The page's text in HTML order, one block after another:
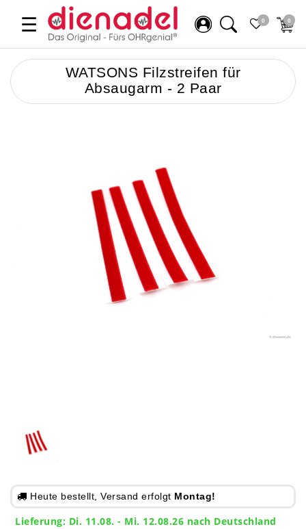
☰ 0 0
WATSONS Filzstreifen für
Absaugarm - 2 Paar
Heute bestellt, Versand erfolgt Montag!
Lieferung: Di. 11.08. - Mi. 12.08.26 nach Deutschland